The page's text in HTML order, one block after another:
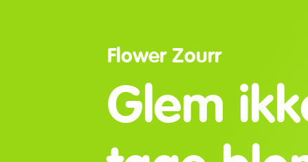
Flower Zourr
Glem